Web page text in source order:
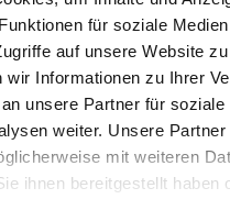
für soziale
auf unsere Website zu
wir Informationen zu Ihrer
unsere Partner für soziale
weiter. Unsere
mit weiteren
ihnen bereitgestellt haben
|
rund, Ø
natur, 10
KNORR